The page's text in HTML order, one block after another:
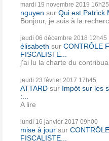
mardi 19 novembre 2019 16h25
nguyen sur Qui est Patrick
Bonjour, je suis à la
jeudi 06 décembre 2018 12h45
élisabeth sur CONTRÔLE
FISCALISTE...
j'ai lu la charte du
jeudi 23 février 2017 17h45
ATTARD sur Impôt sur les
:...
A lire
lundi 16 janvier 2017 09h00
mise à jour sur
FISCALISTE...